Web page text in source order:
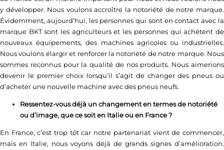
y développer. Nous voulons accroître la notoriété de notre marque.
Évidemment, aujourd’hui, les personnes qui sont en contact avec la
marque BKT sont les agriculteurs et les personnes qui achètent de
nouveaux équipements, des machines agricoles ou industrielles.
Nous voulons élargir et renforcer la notoriété de notre marque. Nous
sommes reconnus pour la qualité de nos produits. Nous aimerions
devenir le premier choix lorsqu’il s’agit de changer des pneus ou
d’acheter une nouvelle machine avec des pneus neufs.
Ressentez-vous déjà un changement en termes de notoriété
ou d’image, que ce soit en Italie ou en France ?
En France, c’est trop tôt car notre partenariat vient de commencer,
mais en Italie, nous voyons déjà de grands signes d’amélioration.